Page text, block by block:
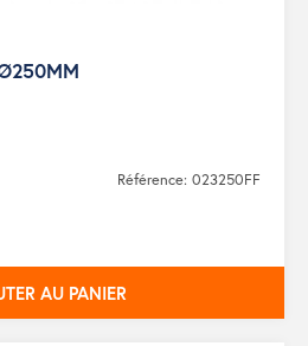
Référence: 023250FF
AU PANIER